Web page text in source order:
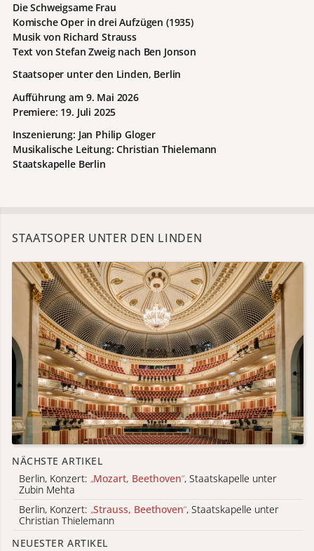
Die Schweigsame Frau
Komische Oper in drei Aufzügen (1935)
Musik von Richard Strauss
Text von Stefan Zweig nach Ben Jonson
Staatsoper unter den Linden, Berlin
Aufführung am 9. Mai 2026
Premiere: 19. Juli 2025
Inszenierung: Jan Philip Gloger
Musikalische Leitung: Christian Thielemann
Staatskapelle Berlin
STAATSOPER UNTER DEN LINDEN
NÄCHSTE ARTIKEL
Berlin, Konzert: „Mozart, Beethoven“, Staatskapelle unter
Zubin Mehta
Berlin, Konzert: „Strauss, Beethoven“, Staatskapelle unter
Christian Thielemann
NEUESTER ARTIKEL